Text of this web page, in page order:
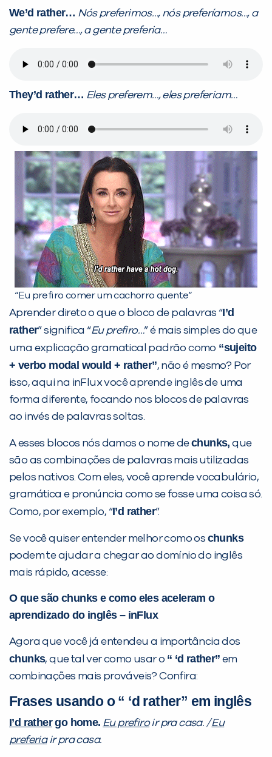
We’d rather… Nós preferimos…, nós preferíamos…, a
gente prefere…, a gente preferia…
They’d rather… Eles preferem…, eles preferiam…
“Eu prefiro comer um cachorro quente”
Aprender direto o que o bloco de palavras “I’d
rather” significa “Eu prefiro…” é mais simples do que
uma explicação gramatical padrão como “sujeito
+ verbo modal would + rather”, não é mesmo? Por
isso, aqui na inFlux você aprende inglês de uma
forma diferente, focando nos blocos de palavras
ao invés de palavras soltas.
A esses blocos nós damos o nome dechunks, que
são as combinações de palavras mais utilizadas
pelos nativos. Com eles, você aprende vocabulário,
gramática e pronúncia como se fosse uma coisa só.
Como, por exemplo, “I’d rather”.
Se você quiser entender melhor como os chunks
podem te ajudar a chegar ao domínio do inglês
mais rápido, acesse:
O que são chunks e como eles aceleram o
aprendizado do inglês – inFlux
Agora que você já entendeu a importância dos
chunks, que tal ver como usar o “ ‘d rather” em
combinações mais prováveis? Confira:
Frases usando o “ ‘d rather” em inglês
I’d rathergo home. Eu prefiroir pra casa. /Eu
preferiair pra casa.
com a
Sim Não
VOLTAR